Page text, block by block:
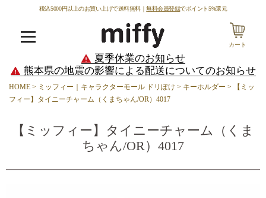
税込5000円以上のお買い上げで送料無料｜無料会員登録でポイント5%還元
カート
夏季休業のお知らせ
熊本県の地震の影響による配送についてのお知らせ
HOME ミッフィー｜キャラクターモール ドリぽけ キーホルダー
【ミッ
フィー】タイニーチャーム（くまちゃん/OR）4017
【ミッフィー】タイニーチャーム（くま
ちゃん/OR）4017